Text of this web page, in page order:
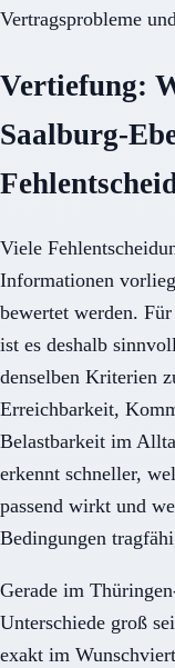
Vertragsprobleme
Vertiefung:
Saalburg-
Viele
Informationen
bewertet werden.
ist es deshalb
denselben Kriterien
Erreichbarkeit,
Belastbarkeit im
erkennt schneller,
passend wirkt und
Bedingungen
Gerade im
Unterschiede groß
exakt im